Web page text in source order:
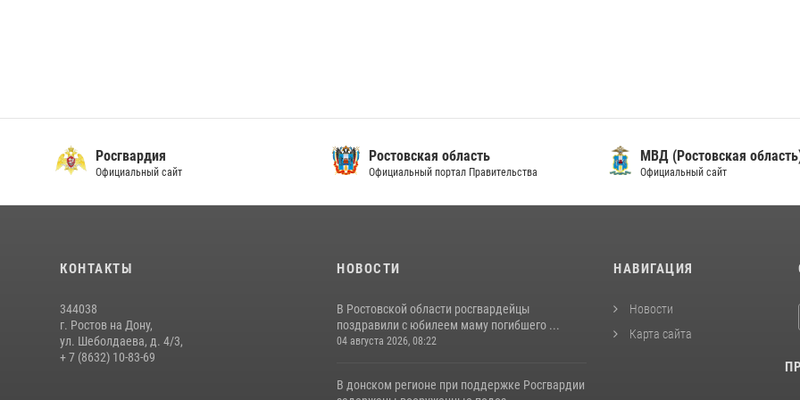
Росгвардия
Официальный сайт
Ростовская область
Официальный портал Правительства
МВД (Ростовская
Официальный сайт
КОНТАКТЫ
344038
г. Ростов на Дону,
ул. Шеболдаева, д. 4/3,
+ 7 (8632) 10-83-69
НОВОСТИ
В Ростовской области росгвардейцы
поздравили с юбилеем маму погибшего ...
04 августа 2026, 08:22
В донском регионе при поддержке Росгвардии
НАВИГАЦИЯ
Новости
Карта сайта